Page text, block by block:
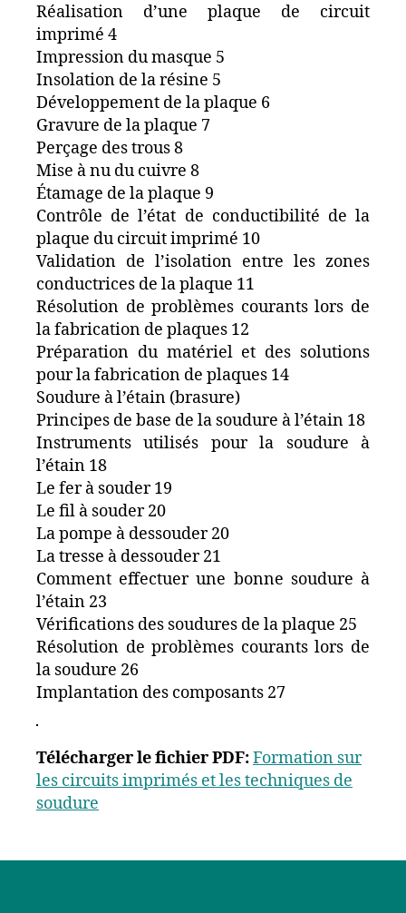
Réalisation d’une plaque de circuit
imprimé 4
Impression du masque 5
Insolation de la résine 5
Développement de la plaque 6
Gravure de la plaque 7
Perçage des trous 8
Mise à nu du cuivre 8
Étamage de la plaque 9
Contrôle de l’état de conductibilité de la
plaque du circuit imprimé 10
Validation de l’isolation entre les zones
conductrices de la plaque 11
Résolution de problèmes courants lors de
la fabrication de plaques 12
Préparation du matériel et des solutions
pour la fabrication de plaques 14
Soudure à l’étain (brasure)
Principes de base de la soudure à l’étain 18
Instruments utilisés pour la soudure à
l’étain 18
Le fer à souder 19
Le fil à souder 20
La pompe à dessouder 20
La tresse à dessouder 21
Comment effectuer une bonne soudure à
l’étain 23
Vérifications des soudures de la plaque 25
Résolution de problèmes courants lors de
la soudure 26
Implantation des composants 27
Télécharger le fichier PDF:Formation sur
les circuits imprimés et les techniques de
soudure